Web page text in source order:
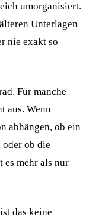
umorganisiert.
Unterlagen
nie exakt so
Für manche
aus. Wenn
abhängen, ob ein
ob die
es mehr als nur
das keine